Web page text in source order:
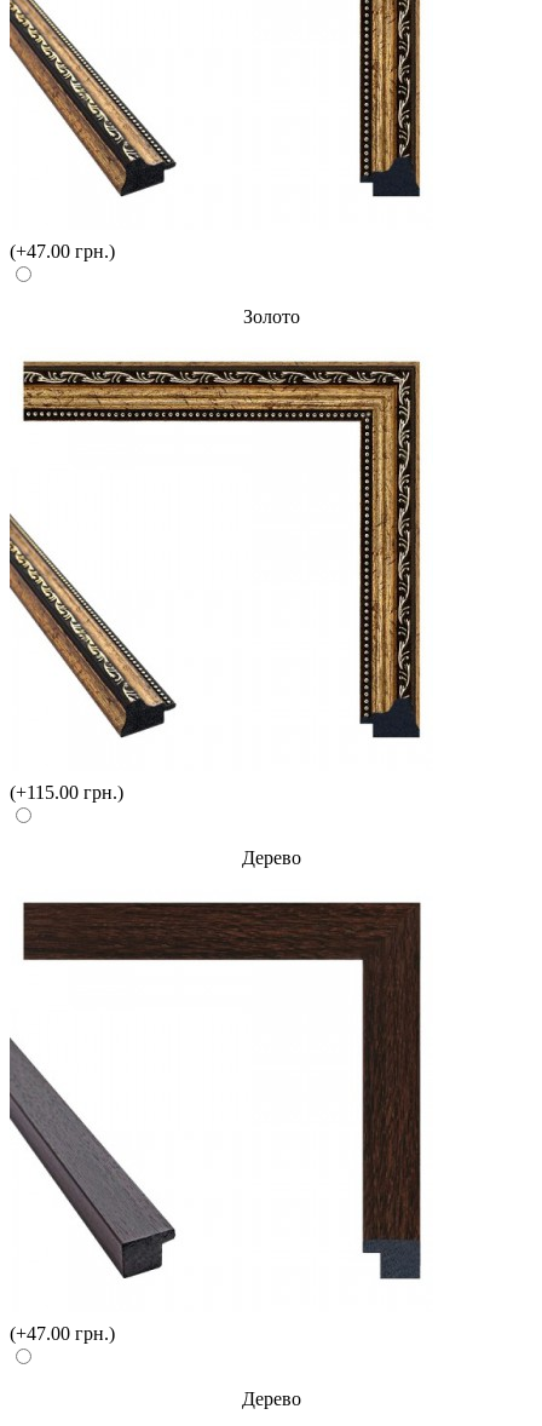
(+47.00 грн.)
Золото
(+115.00 грн.)
Дерево
(+47.00 грн.)
Дерево